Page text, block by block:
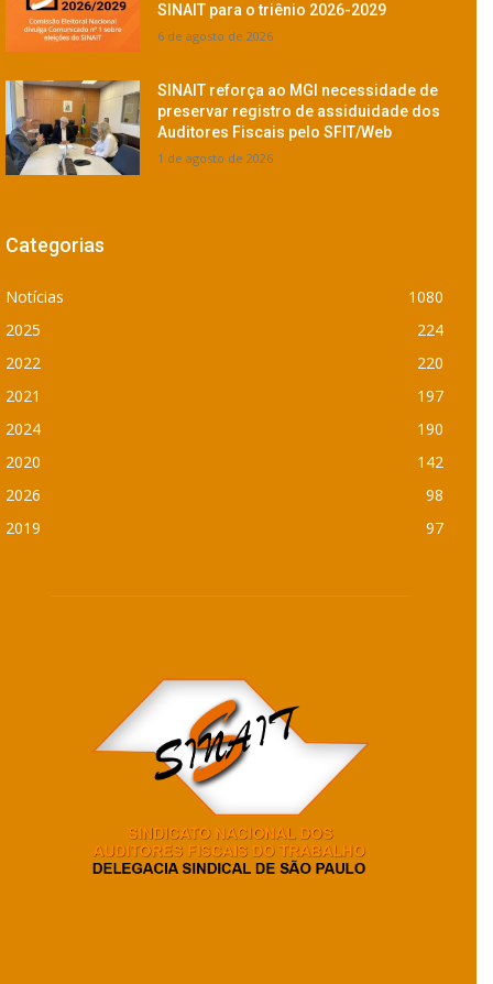
SINAIT para o triênio 2026-2029
6 de agosto de 2026
SINAIT reforça ao MGI necessidade de
preservar registro de assiduidade dos
Auditores Fiscais pelo SFIT/Web
1 de agosto de 2026
Categorias
Notícias
1080
2025
224
2022
220
2021
197
2024
190
2020
142
2026
98
2019
97